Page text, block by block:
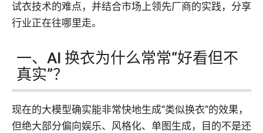
试衣技术的难点，并结合市场上领先厂商的实践，分享
行业正在往哪里走。
一、AI 换衣为什么常常“好看但不
真实”？
现在的大模型确实能非常快地生成“类似换衣”的效果，
但绝大部分偏向娱乐、风格化、单图生成，目的不是还